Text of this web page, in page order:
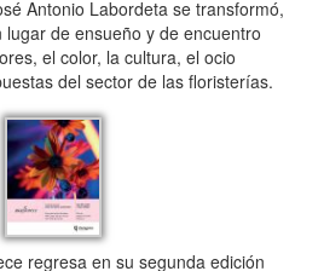
Antonio Labordeta se transformó,
de ensueño y de encuentro
el color, la cultura, el ocio
del sector de las floristerías.
regresa en su segunda edición